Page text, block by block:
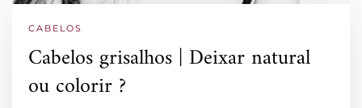
CABELOS
Cabelos grisalhos | Deixar natural
ou colorir ?